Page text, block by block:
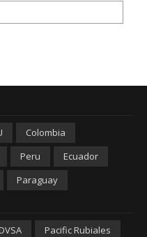
Colombia
Peru
Ecuador
Paraguay
Pacific Rubiales